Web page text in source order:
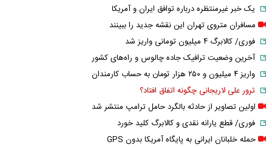
یک خبر غیرمنتظره درباره توافق ایران و آمریکا
مسافران متروی تهران این نقشه جدید را ببینند
فوری/ کالابرگ ۴ میلیون تومانی واریز شد
آخرین وضعیت ترافیک جاده چالوس و راه‌های کشور
واریز ۴ میلیون و ۲۵۰ هزار تومان به حساب کارمندان
ترور علی لاریجانی چگونه اتفاق افتاد؟
اولین تصاویر از حادثه بالگرد حامل ترامپ منتشر شد
فوری/ قطع یارانه نقدی و کالابرگ کلید خورد
حمله خلبانان ایرانی به پایگاه آمریکا بدون GPS